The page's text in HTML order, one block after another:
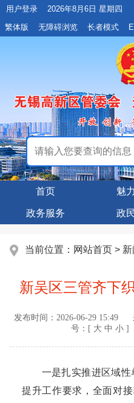
用户登录
2026年8月6日 星期四
繁体版
无障碍浏览 长者模式
首页 魅
政务服务 政
当前位置： 网站首页 >
新吴区三管齐下
发布时间： 2026-06-29 15:49
号：[ 大 中 小]
一是扎实推进区域性
提升工作要求，全面对